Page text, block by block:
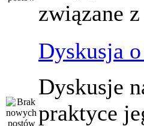
związane
Dyskusja
Dyskusje
praktyce